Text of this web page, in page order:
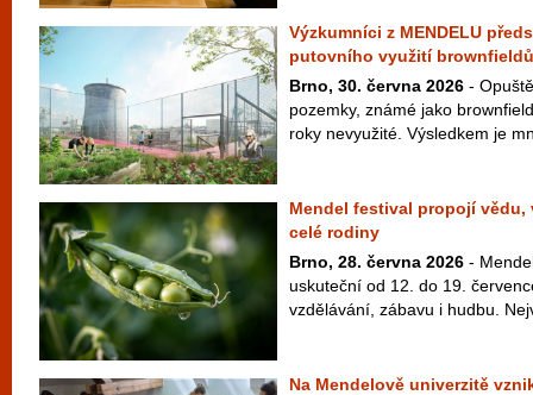
Výzkumníci z MENDELU
putovního využití brownfieldů
Brno, 30. června 2026 -
pozemky, známé jako
roky nevyužité. Výsledkem je
Mendel festival propojí vědu,
celé rodiny
Brno, 28. června 2026 -
uskuteční od 12. do 19.
vzdělávání, zábavu i hudbu.
Na Mendelově univerzitě